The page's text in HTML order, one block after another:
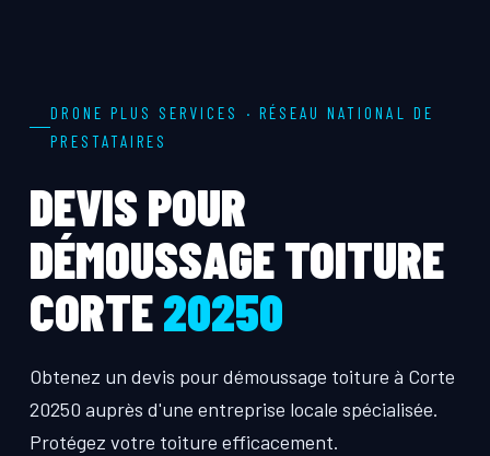
DRONE PLUS SERVICES · RÉSEAU NATIONAL DE
PRESTATAIRES
DEVIS POUR
DÉMOUSSAGE TOITURE
CORTE20250
Obtenez un devis pour démoussage toiture à Corte
20250 auprès d'une entreprise locale spécialisée.
Protégez votre toiture efficacement.